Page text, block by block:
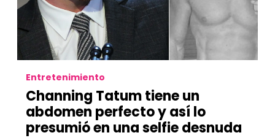
Entretenimiento
Channing Tatum tiene un
abdomen perfecto y así lo
presumió en una selfie desnuda